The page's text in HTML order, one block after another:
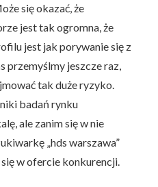
się okazać, że
jest tak ogromna, że
jest jak porywanie się z
przemyślmy jeszcze raz,
tak duże ryzyko.
badań rynku
ale zanim się w nie
„hds warszawa”
w ofercie konkurencji.